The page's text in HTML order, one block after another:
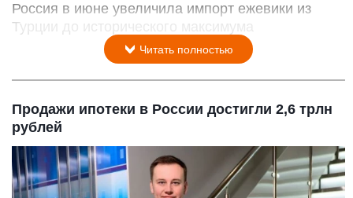
Россия в июне увеличила импорт ежевики из
Турции до исторического максимума
Читать полностью
Продажи ипотеки в России достигли 2,6 трлн
рублей